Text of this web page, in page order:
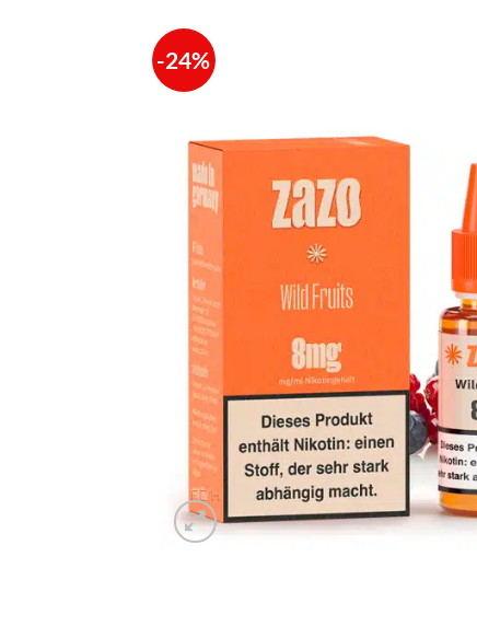
-24%